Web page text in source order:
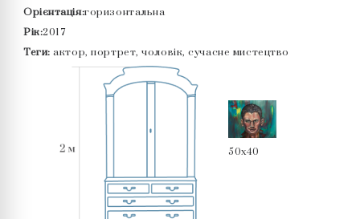
Орієнтація:горизонтальна
Рік:2017
Теги: актор, портрет, чоловік, сучасне мистецтво
50x40